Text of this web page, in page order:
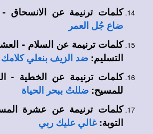
كلمات ترنيمة عن الانسحاق -
ضاع جُل العمر
كلمات ترنيمة عن السلام -
التسليم: ضد الزيف بنعلي كلامك
كلمات ترنيمة عن الخطية -
للمسيح: ضللتُ ببحر الحياة
كلمات ترنيمة عن عشرة
التوبة:غالي عليك ربي